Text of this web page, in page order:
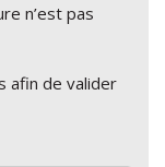
n’est pas
afin de valider